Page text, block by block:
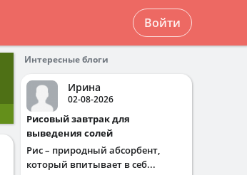
Войти
Интересные блоги
Ирина
02-08-2026
Рисовый завтрак для
выведения солей
Рис – природный абсорбент,
который впитывает в себ...